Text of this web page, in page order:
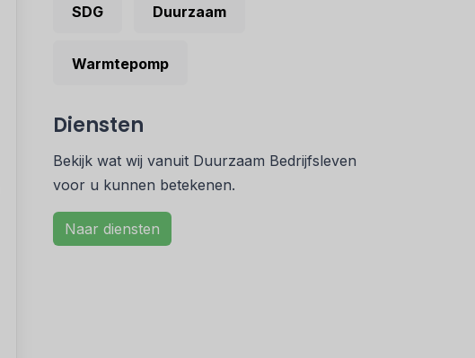
SDG Duurzaam
Warmtepomp
Diensten
Bekijk wat wij vanuit Duurzaam Bedrijfsleven
voor u kunnen betekenen.
Naar diensten